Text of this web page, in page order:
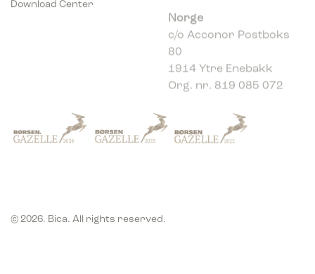
c/o Acconor Postboks
80
1914 Ytre Enebakk
Org. nr. 819 085 072
© 2026. Bica. All rights reserved.